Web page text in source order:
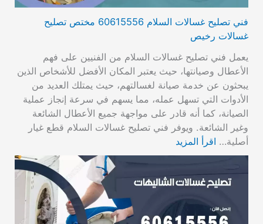
فني تصليح غسالات السلام 60615556 مختص تصليح
غسالات رخيص
يعمل فني تصليح غسالات السلام من الفنيين على فهم
الأعطال وصيانتها، حيث يعتبر المكان الأفضل للأشخاص الذين
يبحثون عن خدمة صيانة لغسالتهم، حيث يمتلك العديد من
الأدوات التي تسهل عمله، مما يسهم في سرعة إنجاز عملية
الصيانة، كما أنه قادر على مواجهة جميع الأعطال الشائعة
وغير الشائعة. ويوفر فني تصليح غسالات السلام قطع غيار
أصلية… اقرأ المزيد